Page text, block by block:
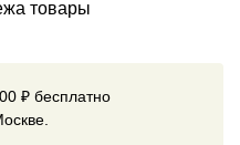
товары
₽ бесплатно